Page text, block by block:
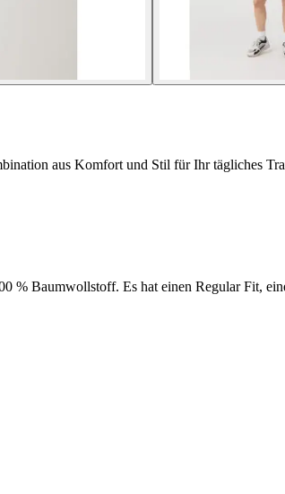
aus Komfort und Stil für Ihr tägliches
% Baumwollstoff. Es hat einen Regular Fit,